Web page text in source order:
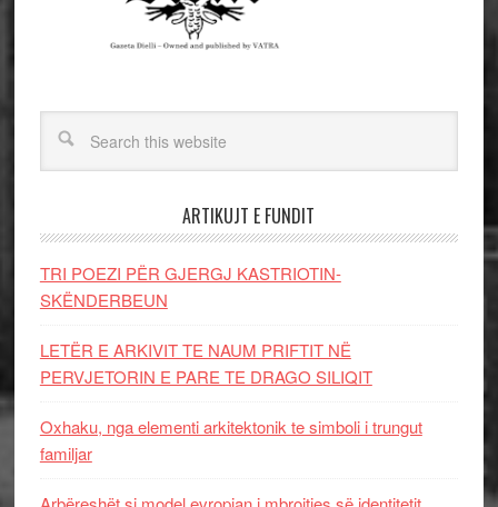
ARTIKUJT E FUNDIT
TRI POEZI PËR GJERGJ KASTRIOTIN-
SKËNDERBEUN
LETËR E ARKIVIT TE NAUM PRIFTIT NË
PERVJETORIN E PARE TE DRAGO SILIQIT
Oxhaku, nga elementi arkitektonik te simboli i trungut
familjar